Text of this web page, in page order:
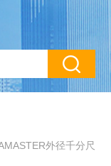
外径千分尺